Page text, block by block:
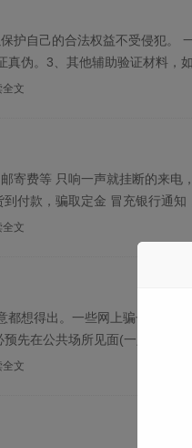
护自己的合法权益不受侵犯。
真伪。3、其他辅助验证材料，
全文
寄费等 只响一声就挂断的来
付款，骗取定金 冒充银行通
全文
都想得出。一些网上骗子，才
先在公共场所见面(一定不能
全文